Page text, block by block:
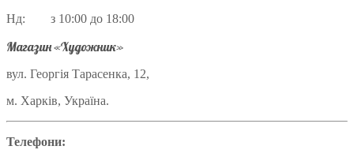
Нд: з 10:00 до 18:00
Магазин «Художник»
вул. Георгія Тарасенка, 12,
м. Харків, Україна.
Телефони: